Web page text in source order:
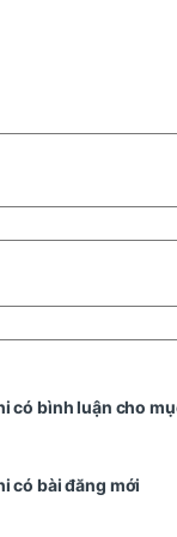
có bình luận cho
có bài đăng mới